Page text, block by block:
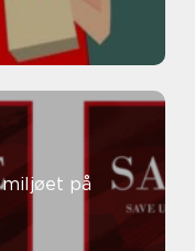
miljøet på